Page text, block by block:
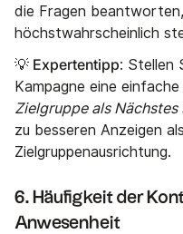
die Fragen
höchstwahrscheinlich
💡 Expertentipp: Stellen
Kampagne eine einfache
Zielgruppe als Nächstes
zu besseren Anzeigen
Zielgruppenausrichtung.
6. Häufigkeit der
Anwesenheit